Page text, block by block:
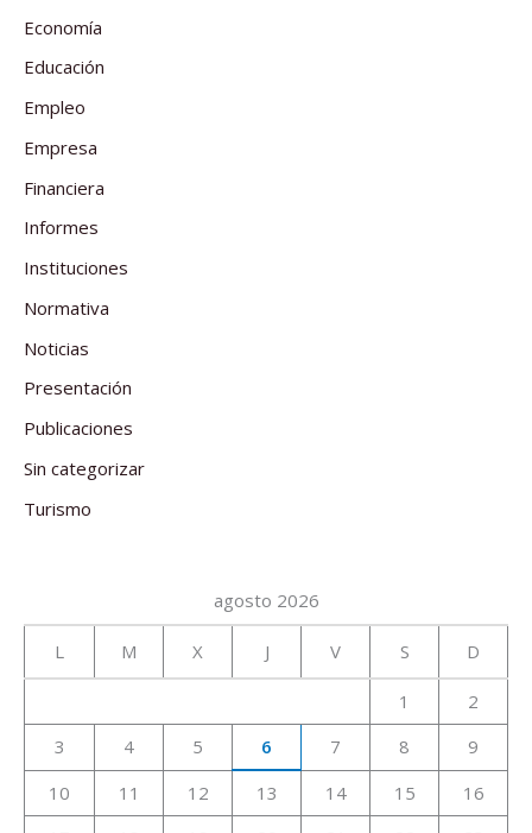
Economía
Educación
Empleo
Empresa
Financiera
Informes
Instituciones
Normativa
Noticias
Presentación
Publicaciones
Sin categorizar
Turismo
agosto 2026
L M X J V S D
1
2
3
4 5 6 7 8
9
10
11 12 13 14 15
16